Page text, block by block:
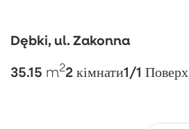
Dębki, ul. Zakonna
35.15 m22 кімнати1/1 Поверх